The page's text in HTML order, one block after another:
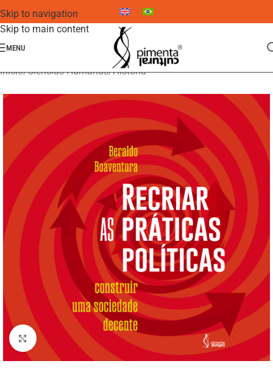
Skip to navigation
Skip to main content
MENU
Início/Ciências Humanas/História
Click to enlarge